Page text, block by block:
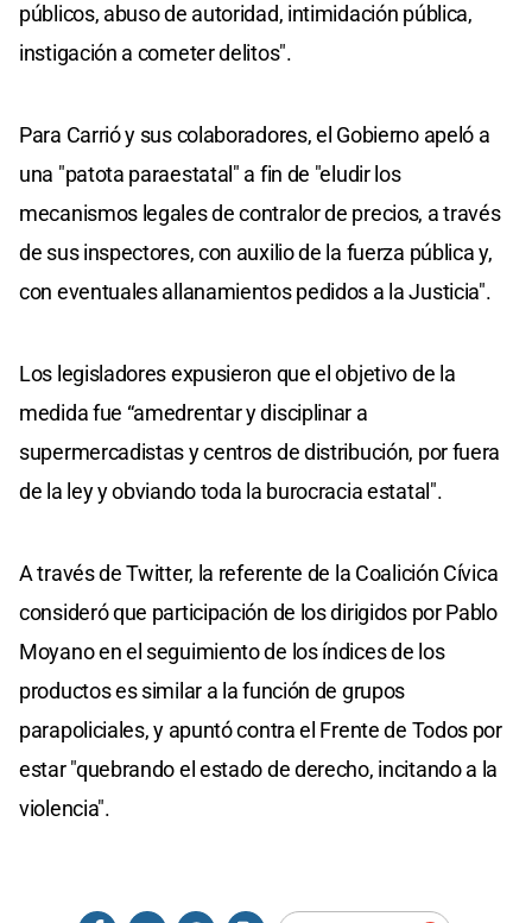
públicos, abuso de autoridad, intimidación pública,
instigación a cometer delitos".
Para Carrió y sus colaboradores, el Gobierno apeló a
una "patota paraestatal" a fin de "eludir los
mecanismos legales de contralor de precios, a través
de sus inspectores, con auxilio de la fuerza pública y,
con eventuales allanamientos pedidos a la Justicia".
Los legisladores expusieron que el objetivo de la
medida fue “amedrentar y disciplinar a
supermercadistas y centros de distribución, por fuera
de la ley y obviando toda la burocracia estatal".
A través de Twitter, la referente de la Coalición Cívica
consideró que participación de los dirigidos por Pablo
Moyano en el seguimiento de los índices de los
productos es similar a la función de grupos
parapoliciales, y apuntó contra el Frente de Todos por
estar "quebrando el estado de derecho, incitando a la
violencia".